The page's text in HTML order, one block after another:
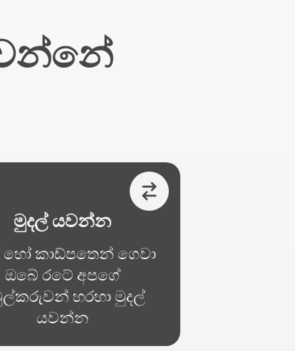
මුදල් යවන්න
හෝ කාඩ්පතෙන් ගෙවා
ඔබේ රටේ අපගේ
හරහා මුදල්
යවන්න